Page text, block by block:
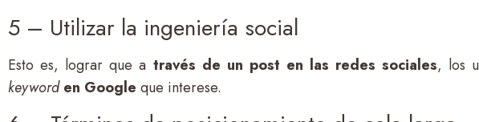
5 – Utilizar la ingeniería social
Esto es, lograr que a través de un post en las redes sociales, los
keyworden Google que interese.